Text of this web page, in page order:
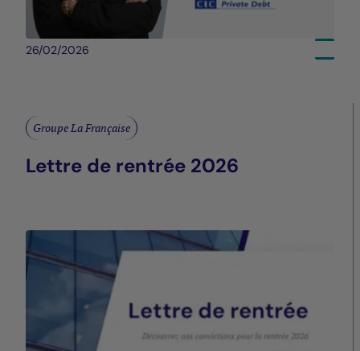
26/02/2026
Groupe La Française
Lettre de rentrée 2026